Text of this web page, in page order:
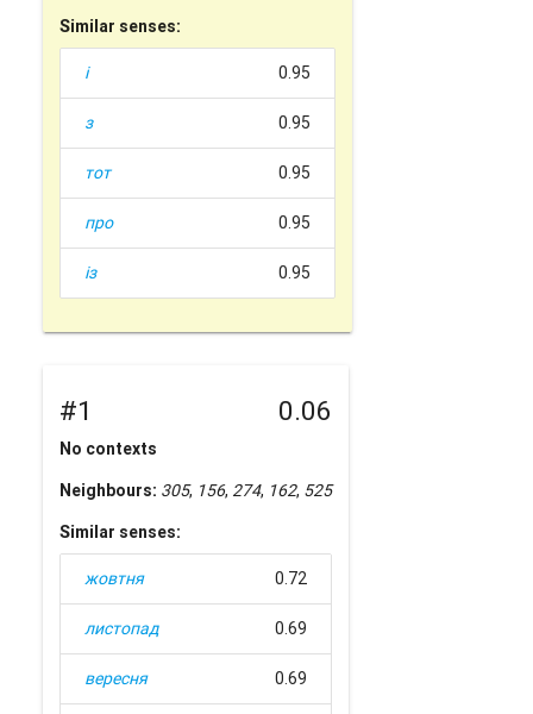
Similar senses:
і 0.95
з 0.95
тот 0.95
про 0.95
із 0.95
#1 0.06
No contexts
Neighbours: 305, 156, 274, 162, 525
Similar senses:
жовтня 0.72
листопад 0.69
вересня 0.69